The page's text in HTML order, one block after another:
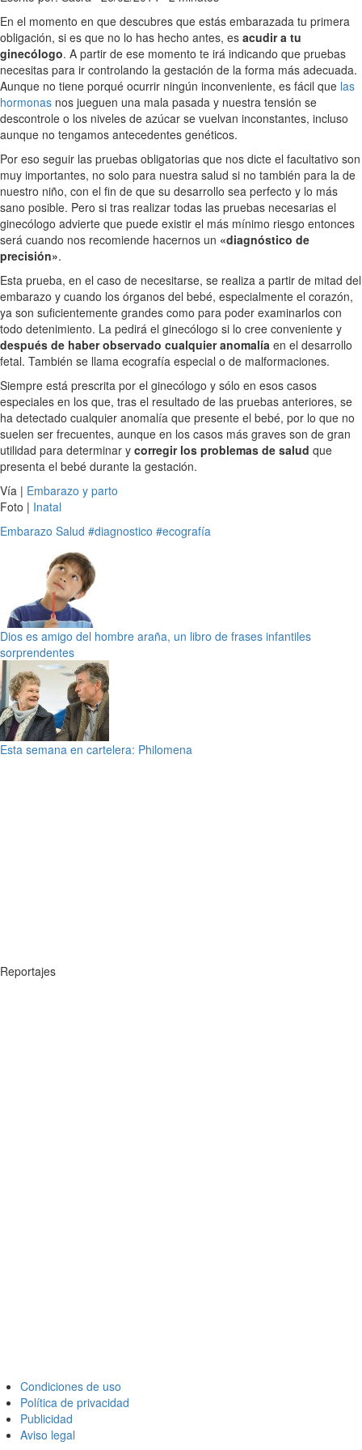
En el momento en que descubres que estás embarazada tu primera
obligación, si es que no lo has hecho antes, es acudir a tu
ginecólogo. A partir de ese momento te irá indicando que pruebas
necesitas para ir controlando la gestación de la forma más adecuada.
Aunque no tiene porqué ocurrir ningún inconveniente, es fácil que las
hormonas nos jueguen una mala pasada y nuestra tensión se
descontrole o los niveles de azúcar se vuelvan inconstantes, incluso
aunque no tengamos antecedentes genéticos.
Por eso seguir las pruebas obligatorias que nos dicte el facultativo son
muy importantes, no solo para nuestra salud si no también para la de
nuestro niño, con el fin de que su desarrollo sea perfecto y lo más
sano posible. Pero si tras realizar todas las pruebas necesarias el
ginecólogo advierte que puede existir el más mínimo riesgo entonces
será cuando nos recomiende hacernos un «diagnóstico de
precisión».
Esta prueba, en el caso de necesitarse, se realiza a partir de mitad del
embarazo y cuando los órganos del bebé, especialmente el corazón,
ya son suficientemente grandes como para poder examinarlos con
todo detenimiento. La pedirá el ginecólogo si lo cree conveniente y
después de haber observado cualquier anomalía en el desarrollo
fetal. También se llama ecografía especial o de malformaciones.
Siempre está prescrita por el ginecólogo y sólo en esos casos
especiales en los que, tras el resultado de las pruebas anteriores, se
ha detectado cualquier anomalía que presente el bebé, por lo que no
suelen ser frecuentes, aunque en los casos más graves son de gran
utilidad para determinar y corregir los problemas de salud que
presenta el bebé durante la gestación.
Vía | Embarazo y parto
Foto | Inatal
Embarazo Salud #diagnostico #ecografía
Dios es amigo del hombre araña, un libro de frases infantiles
sorprendentes
Esta semana en cartelera: Philomena
Reportajes
Condiciones de uso
Política de privacidad
Publicidad
Aviso legal